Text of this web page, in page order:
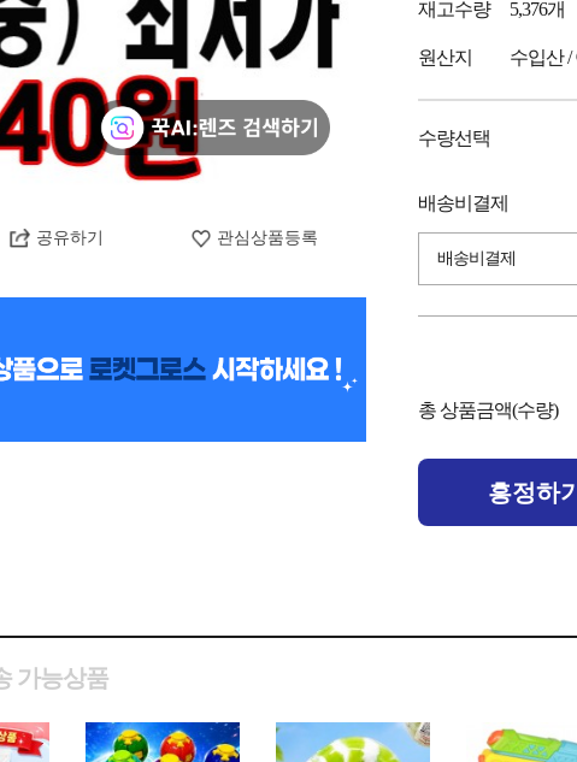
공유하기 관심상품등록
재고수량 5,376개
원산지 수입산 /
수량선택
배송비결제
배송비결제
총 상품금액(수량)
흥정하
가능상품